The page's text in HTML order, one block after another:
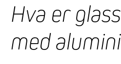
Hva er
med